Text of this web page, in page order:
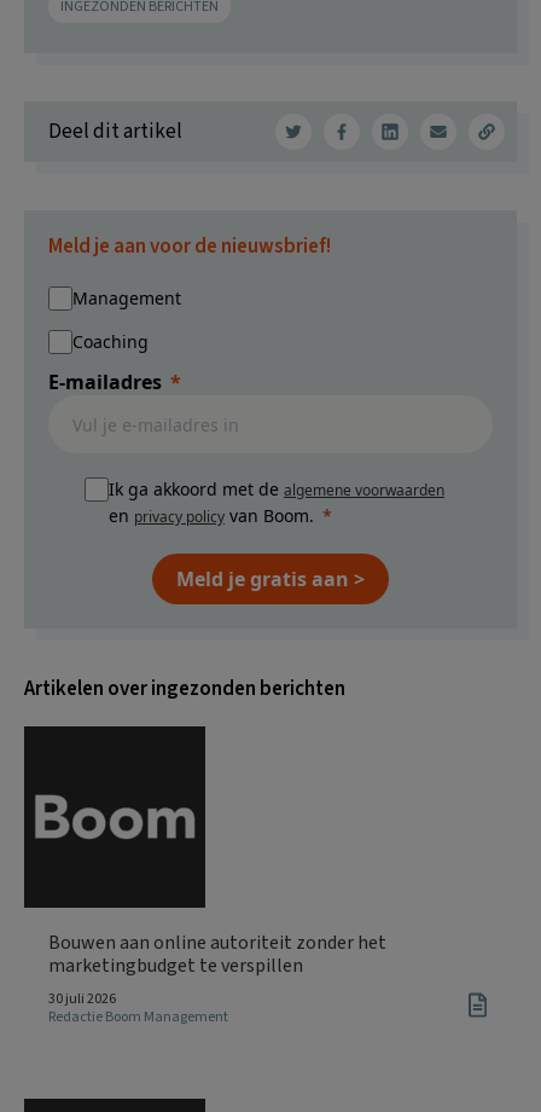
INGEZONDEN BERICHTEN
Deel dit artikel
Meld je aan voor de nieuwsbrief!
Management
Coaching
E-mailadres
Ik ga akkoord met de algemene voorwaarden
en privacy policy van Boom.
Meld je gratis aan >
Artikelen over ingezonden berichten
Bouwen aan online autoriteit zonder het
marketingbudget te verspillen
30 juli 2026
Redactie Boom Management